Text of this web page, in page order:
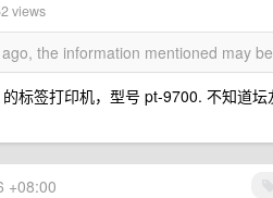
views
the information mentioned may
标签打印机，型号 pt-9700. 不知道
+08:00